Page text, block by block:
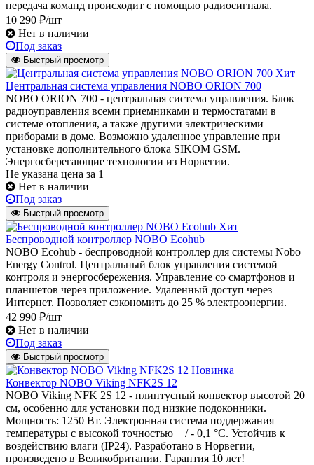
передача команд происходит с помощью радиосигнала.
10 290 ₽/шт
Нет в наличии
Под заказ
Быстрый просмотр
Хит
Центральная система управления NOBO ORION 700
NOBO ORION 700 - центральная система управления. Блок
радиоуправления всеми приемниками и термостатами в
системе отопления, а также другими электрическими
приборами в доме. Возможно удаленное управление при
установке дополнительного блока SIKOM GSM.
Энергосберегающие технологии из Норвегии.
Не указана цена за 1
Нет в наличии
Под заказ
Быстрый просмотр
Хит
Беспроводной контроллер NOBO Ecohub
NOBO Ecohub - беспроводной контроллер для системы Nobo
Energy Control. Центральный блок управления системой
контроля и энергосбережения. Управление со смартфонов и
планшетов через приложение. Удаленный доступ через
Интернет. Позволяет сэкономить до 25 % электроэнергии.
42 990 ₽/шт
Нет в наличии
Под заказ
Быстрый просмотр
Новинка
Конвектор NOBO Viking NFK2S 12
NOBO Viking NFK 2S 12 - плинтусный конвектор высотой 20
см, особенно для установки под низкие подоконники.
Мощность: 1250 Вт. Электронная система поддержания
температуры с высокой точностью + / - 0,1 °C. Устойчив к
воздействию влаги (IP24). Разработано в Норвегии,
произведено в Великобритании. Гарантия 10 лет!